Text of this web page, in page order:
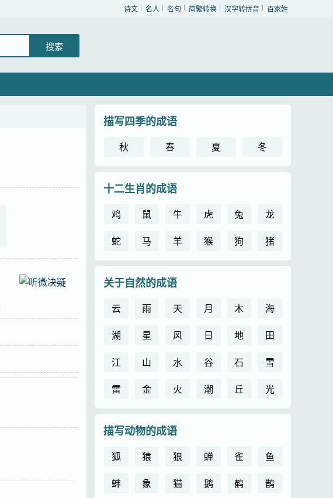
诗文 名人 名句 简繁转换 汉字转拼音 百家姓
描写四季的成语
秋 春 夏 冬
十二生肖的成语
鸡 鼠 牛 虎 兔
龙
蛇
马 羊 猴 狗 猪
关于自然的成语
云 雨 天 月 木
海
湖
星 风 日 地
田
江
山 水 谷 石
雪
雷
金 火 潮 丘 光
描写动物的成语
狐 猿 狼 蝉 雀
鱼
蚌
象 猫 鹅 鹤
鹊